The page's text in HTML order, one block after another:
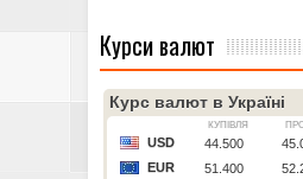
Курси валют